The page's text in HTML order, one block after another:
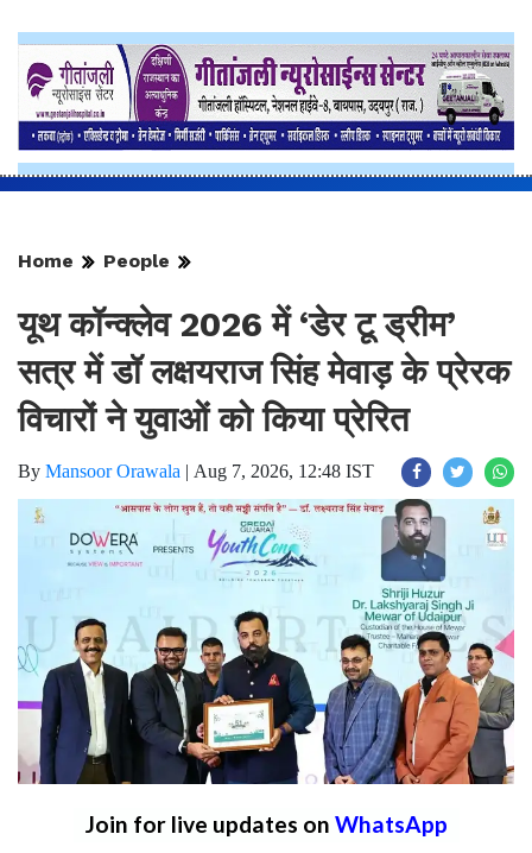
Home People
यूथ कॉन्क्लेव 2026 में ‘डेर टू ड्रीम’
सत्र में डॉ लक्षयराज सिंह मेवाड़ के प्रेरक
विचारों ने युवाओं को किया प्रेरित
By Mansoor Orawala | Aug 7, 2026, 12:48 IST
Join for live updates on WhatsApp